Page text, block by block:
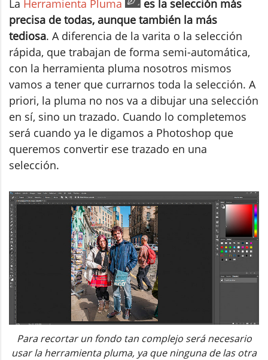
La Herramienta Pluma
es la selección más
precisa de todas, aunque también la más
tediosa. A diferencia de la varita o la selección
rápida, que trabajan de forma semi-automática,
con la herramienta pluma nosotros mismos
vamos a tener que currarnos toda la selección. A
priori, la pluma no nos va a dibujar una selección
en sí, sino un trazado. Cuando lo completemos
será cuando ya le digamos a Photoshop que
queremos convertir ese trazado en una
selección.
Para recortar un fondo tan complejo será necesario
usar la herramienta pluma, ya que ninguna de las otra